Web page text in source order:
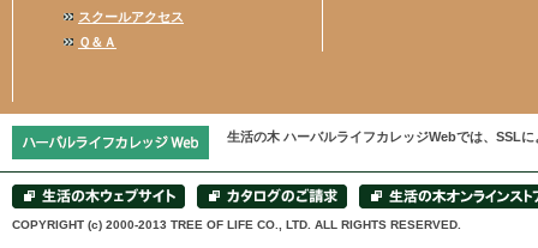
スクールアクセス
Ｑ＆Ａ
生活の木 ハーバルライフカレッジWebでは、SSL
COPYRIGHT (c) 2000-2013 TREE OF LIFE CO., LTD. ALL RIGHTS RESERVED.